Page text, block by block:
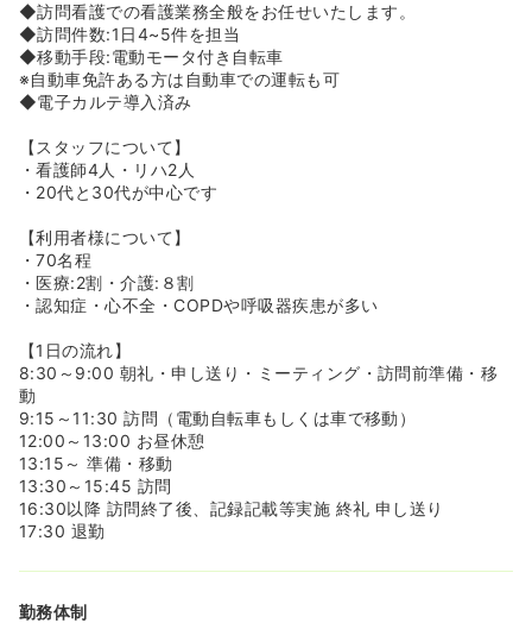
≪福利厚生がかなり整っています≫
住宅手当（上限3万円）、医療費補助制度、ハラスメント
相談窓口、Amazonビジネス割引など福利厚生が充実して
おります。また、医療法人ならではの医療費補助制度があ
（対象：職員本人と配偶者、お子様：100％）
歯科、眼科、内科、小児科、整形外科など総合診療科で利
用可能なため多くの職員が利用しています。
◆訪問看護での看護業務全般をお任せいたします。
◆訪問件数:1日4~5件を担当
◆移動手段:電動モータ付き自転車
※自動車免許ある方は自動車での運転も可
◆電子カルテ導入済み
【スタッフについて】
・看護師4人・リハ2人
・20代と30代が中心です
【利用者様について】
・70名程
・医療:2割・介護:８割
・認知症・心不全・COPDや呼吸器疾患が多い
【1日の流れ】
8:30～9:00 朝礼・申し送り・ミーティング・訪問前準備・移
動
9:15～11:30 訪問（電動自転車もしくは車で移動）
12:00～13:00 お昼休憩
13:15～ 準備・移動
13:30～15:45 訪問
16:30以降 訪問終了後、記録記載等実施 終礼 申し送り
17:30 退勤
勤務体制